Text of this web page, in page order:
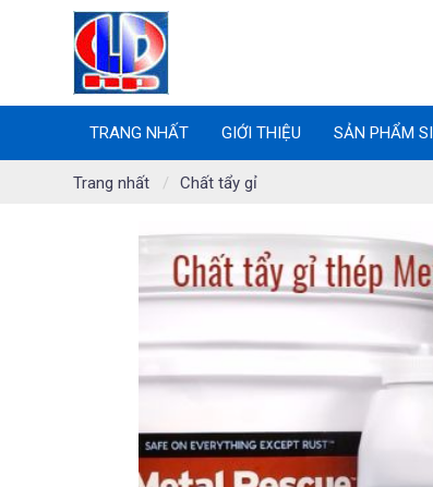
TRANG NHẤT GIỚI THIỆU SẢN PHẨM
Trang nhất Chất tẩy gỉ